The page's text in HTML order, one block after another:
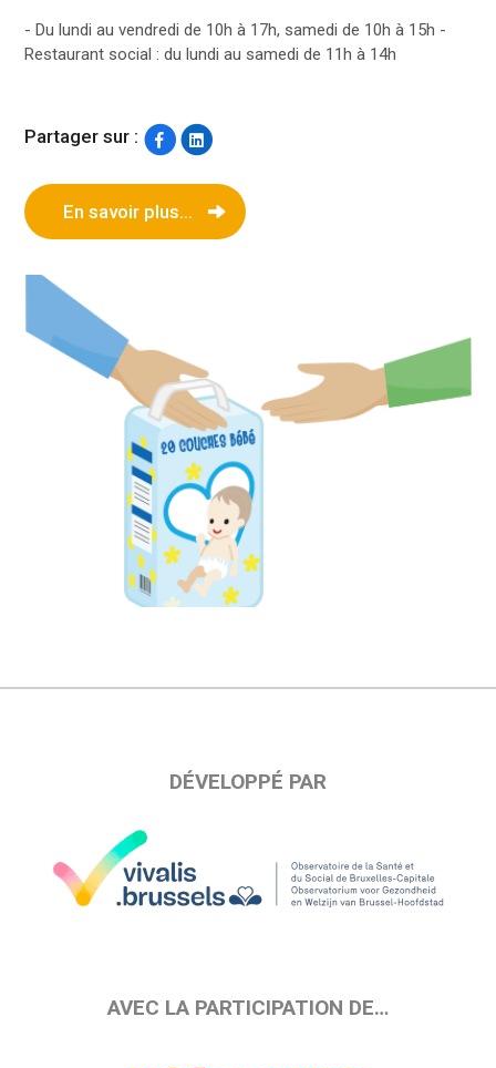
- Du lundi au vendredi de 10h à 17h, samedi de 10h à 15h -
Restaurant social : du lundi au samedi de 11h à 14h
Partager sur :
En savoir plus...
DÉVELOPPÉ PAR
AVEC LA PARTICIPATION DE…